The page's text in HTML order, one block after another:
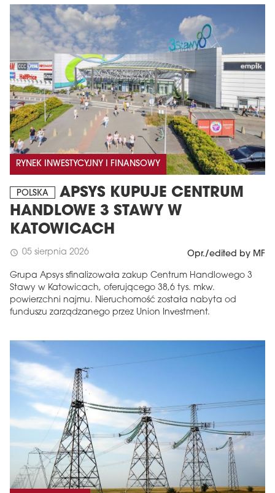
RYNEK INWESTYCYJNY I FINANSOWY
POLSKA
APSYS KUPUJE CENTRUM
HANDLOWE 3 STAWY W
KATOWICACH
schedule 05 sierpnia 2026 Opr./edited by MF
Grupa Apsys sfinalizowała zakup Centrum Handlowego 3
Stawy w Katowicach, oferującego 38,6 tys. mkw.
powierzchni najmu. Nieruchomość została nabyta od
funduszu zarządzanego przez Union Investment.